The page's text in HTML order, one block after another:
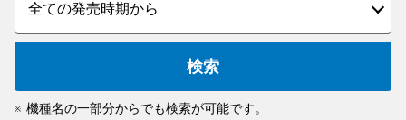
人気カテゴリ
駐車監視機能 標準搭載
駐車監視セット
サポートカー用品
機種名の一部分からでも検索が可能です。